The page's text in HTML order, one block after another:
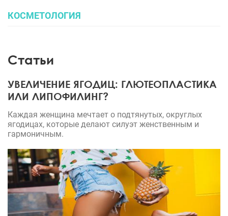
КОСМЕТОЛОГИЯ
Статьи
УВЕЛИЧЕНИЕ ЯГОДИЦ: ГЛЮТЕОПЛАСТИКА
ИЛИ ЛИПОФИЛИНГ?
Каждая женщина мечтает о подтянутых, округлых
ягодицах, которые делают силуэт женственным и
гармоничным.